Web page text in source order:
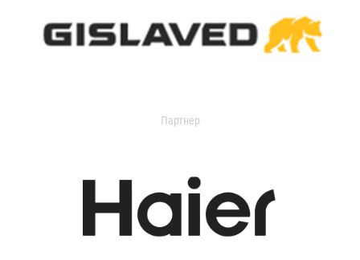
Партнер